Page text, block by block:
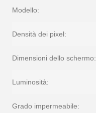
Modello:
Densità dei pixel:
Dimensioni dello schermo:
Luminosità:
Grado impermeabile: